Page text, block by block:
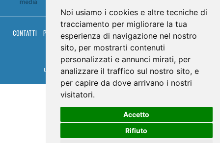
Noi usiamo i cookies e altre tecniche di
tracciamento per migliorare la tua
esperienza di navigazione nel nostro
sito, per mostrarti contenuti
personalizzati e annunci mirati, per
analizzare il traffico sul nostro sito, e
per capire da dove arrivano i nostri
visitatori.
Accetto
Rifiuto
CONTATTI PRIVACY COOKIES PALINSESTO DIRETTA TV
DIRETTA RADIO
RGM HITRADIO
© TRG Media 2005-2026
Umbria Televisioni s.r.l. - P.I.00496230541 - www.trgmedia.it- Powered by